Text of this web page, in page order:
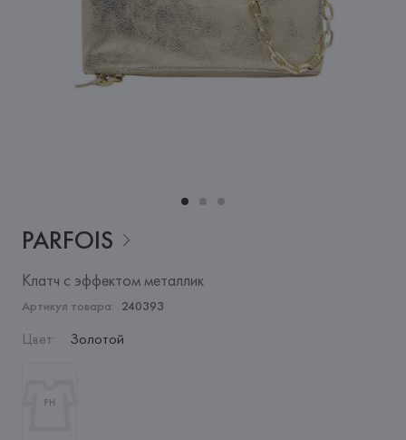
PARFOIS
Клатч с эффектом металлик
Артикул товара: 240393
Цвет: Золотой